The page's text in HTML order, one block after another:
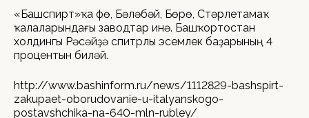
«Башспирт»ҡа Өфө, Бәләбәй, Бөрө, Стәрлетамаҡ
ҡалаларындағы заводтар инә. Башҡортостан
холдингы Рәсәйҙә спитрлы эсемлек баҙарының 4
процентын биләй.
http://www.bashinform.ru/news/1112829-bashspirt-
zakupaet-oborudovanie-u-italyanskogo-
postavshchika-na-640-mln-rubley/